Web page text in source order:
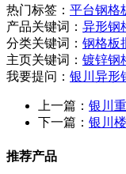
热门标签： 平台钢格
产品关键词： 异形钢
分类关键词： 钢格板
主页关键词： 镀锌钢
我要提问： 银川异形
上一篇： 银川
下一篇： 银川
推荐产品